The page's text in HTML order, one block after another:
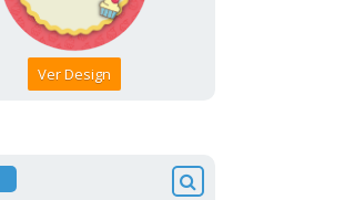
Ver Design